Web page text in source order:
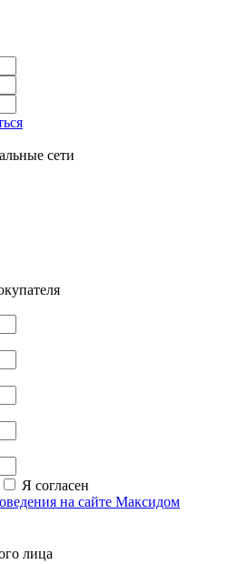
сети
Я согласен
на сайте Максидом
лица